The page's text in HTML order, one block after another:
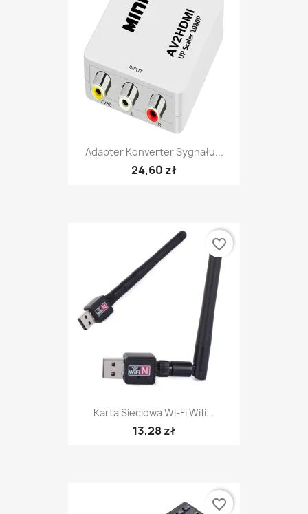
Adapter Konverter Sygnału...
24,60 zł
Karta Sieciowa Wi-Fi Wifi...
13,28 zł
favorite_border
favorite_border